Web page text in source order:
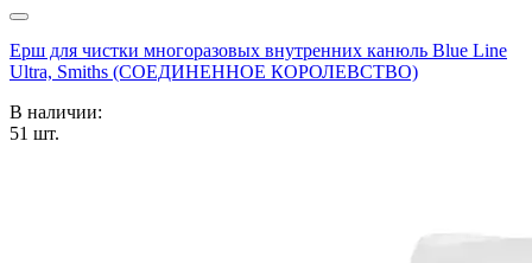
Ерш для чистки многоразовых внутренних канюль Blue Line
Ultra, Smiths (СОЕДИНЕННОЕ КОРОЛЕВСТВО)
В наличии:
51 шт.